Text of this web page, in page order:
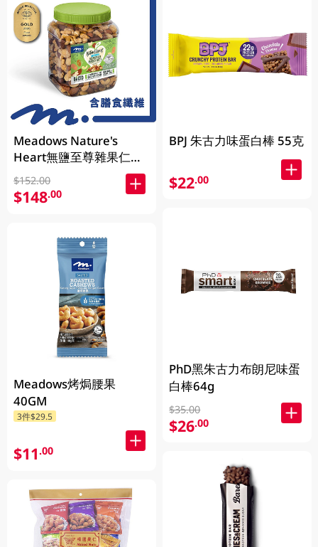
Meadows Nature's
Heart無鹽至尊雜果仁
1KG (包裝隨機發放)
$152.00
$148.00
Meadows烤焗腰果
40GM
3件$29.5
$11.00
BPJ 朱古力味蛋白棒 55克
$22.00
PhD黑朱古力布朗尼味蛋
白棒64g
$35.00
$26.00